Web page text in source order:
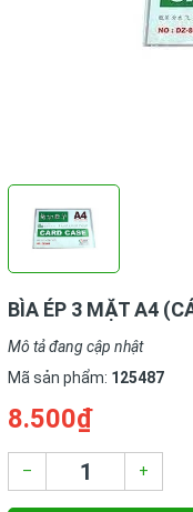
BÌA ÉP 3 MẶT A4
Mô tả đang cập nhật
Mã sản phẩm: 125487
8.500₫
– +